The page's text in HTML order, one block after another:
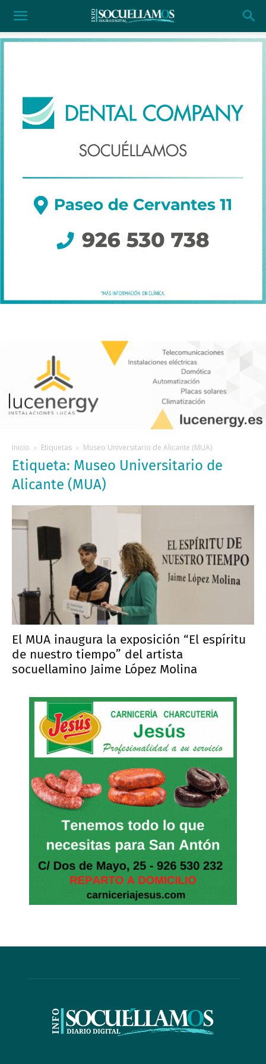
Inicio Etiquetas Museo Universitario de Alicante (MUA)
Etiqueta: Museo Universitario de
Alicante (MUA)
El MUA inaugura la exposición “El espíritu
de nuestro tiempo” del artista
socuellamino Jaime López Molina